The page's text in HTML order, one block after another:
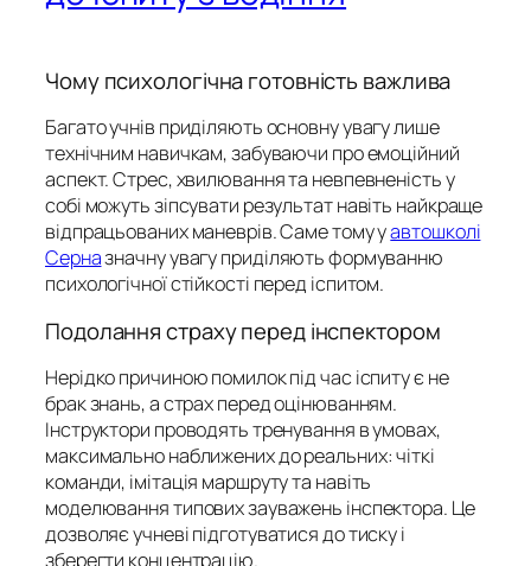
Чому психологічна готовність важлива
Багато учнів приділяють основну увагу лише
технічним навичкам, забуваючи про емоційний
аспект. Стрес, хвилювання та невпевненість у
собі можуть зіпсувати результат навіть найкраще
відпрацьованих маневрів. Саме тому уавтошколі
Серназначну увагу приділяють формуванню
психологічної стійкості перед іспитом.
Подолання страху перед інспектором
Нерідко причиною помилок під час іспиту є не
брак знань, а страх перед оцінюванням.
Інструктори проводять тренування в умовах,
максимально наближених до реальних: чіткі
команди, імітація маршруту та навіть
моделювання типових зауважень інспектора. Це
дозволяє учневі підготуватися до тиску і
зберегти концентрацію.